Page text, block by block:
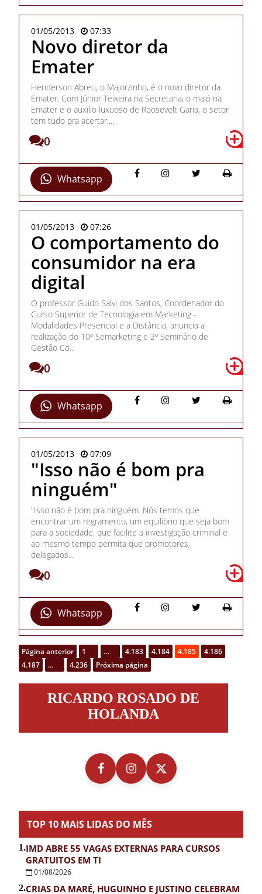
01/05/2013 07:33
Novo diretor da
Emater
Henderson Abreu, o Majorzinho, é o novo diretor da
Emater. Com Júnior Teixeira na Secretaria, o majó na
Emater e o auxílio luxuoso de Roosevelt Garia, o setor
tem tudo pra acertar....
0
Whatsapp
01/05/2013 07:26
O comportamento do
consumidor na era
digital
O professor Guido Salvi dos Santos, Coordenador do
Curso Superior de Tecnologia em Marketing -
Modalidades Presencial e a Distância, anuncia a
realização do 10º Semarketing e 2º Seminário de
Gestão Co...
0
Whatsapp
01/05/2013 07:09
"Isso não é bom pra
ninguém"
"Isso não é bom pra ninguém. Nós temos que
encontrar um regramento, um equilíbrio que seja bom
para a sociedade, que facilite a investigação criminal e
ao mesmo tempo permita que promotores,
delegados...
0
Whatsapp
Página anterior 1 … 4.183 4.184 4.185
4.186
4.187
… 4.236 Próxima página
RosadoRICARDO ROSADO DE
HOLANDA
TOP 10 MAIS LIDAS DO MÊS
1.IMD ABRE 55 VAGAS EXTERNAS PARA CURSOS
GRATUITOS EM TI
01/08/2026
2.CRIAS DA MARÉ, HUGUINHO E JUSTINO CELEBRAM